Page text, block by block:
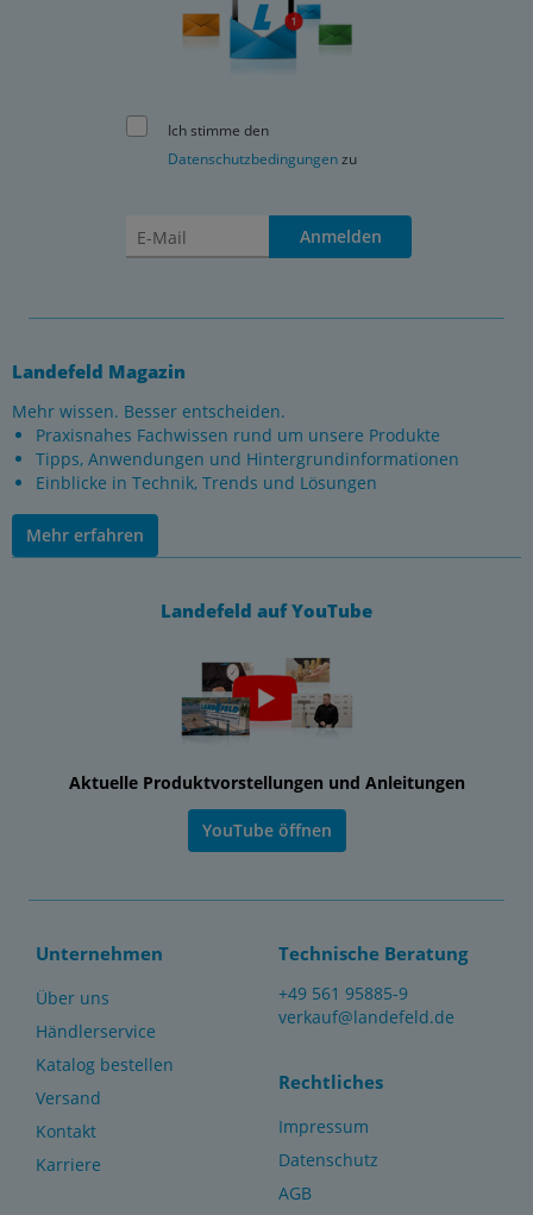
Ich stimme den
Datenschutzbedingungenzu
Anmelden
Landefeld Magazin
Mehr wissen. Besser entscheiden.
Praxisnahes Fachwissen rund um unsere Produkte
Tipps, Anwendungen und Hintergrundinformationen
Einblicke in Technik, Trends und Lösungen
Mehr erfahren
Landefeld auf YouTube
Aktuelle Produktvorstellungen und Anleitungen
YouTube öffnen
Unternehmen
Über uns
Händlerservice
Katalog bestellen
Versand
Kontakt
Karriere
Technische Beratung
+49 561 95885-9
verkauf@landefeld.de
Rechtliches
Impressum
Datenschutz
AGB